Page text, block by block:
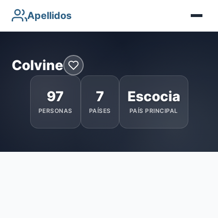
Apellidos
Colvine
97
PERSONAS
7
PAÍSES
Escocia
PAÍS PRINCIPAL